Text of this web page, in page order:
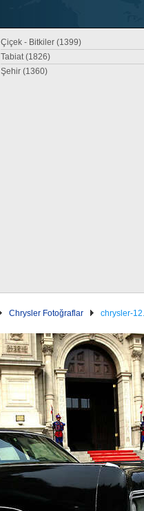
Çiçek - Bitkiler (1399)
Tabiat (1826)
Şehir (1360)
Chrysler Fotoğraflar chrysler-